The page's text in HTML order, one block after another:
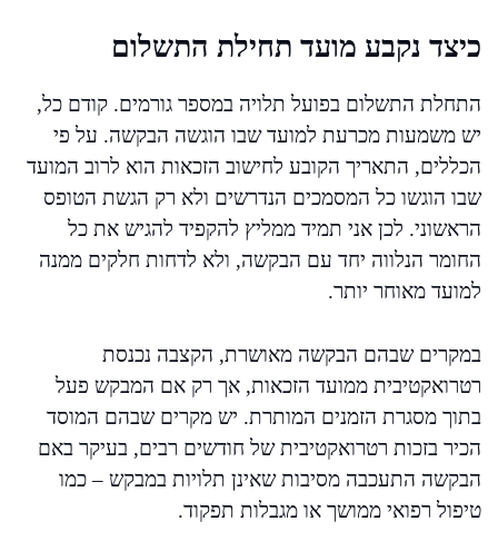
כיצד נקבע מועד תחילת התשלום
התחלת התשלום בפועל תלויה במספר גורמים. קודם כל,
יש משמעות מכרעת למועד שבו הוגשה הבקשה. על פי
הכללים, התאריך הקובע לחישוב הזכאות הוא לרוב המועד
שבו הוגשו כל המסמכים הנדרשים ולא רק הגשת הטופס
הראשוני. לכן אני תמיד ממליץ להקפיד להגיש את כל
החומר הנלווה יחד עם הבקשה, ולא לדחות חלקים ממנה
למועד מאוחר יותר.
במקרים שבהם הבקשה מאושרת, הקצבה נכנסת
רטרואקטיבית ממועד הזכאות, אך רק אם המבקש פעל
בתוך מסגרת הזמנים המותרת. יש מקרים שבהם המוסד
הכיר בזכות רטרואקטיבית של חודשים רבים, בעיקר באם
הבקשה התעכבה מסיבות שאינן תלויות במבקש – כמו
טיפול רפואי ממושך או מגבלות תפקוד.